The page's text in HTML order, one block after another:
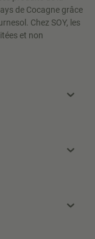
de Cocagne grâce
Chez SOY, les
et non